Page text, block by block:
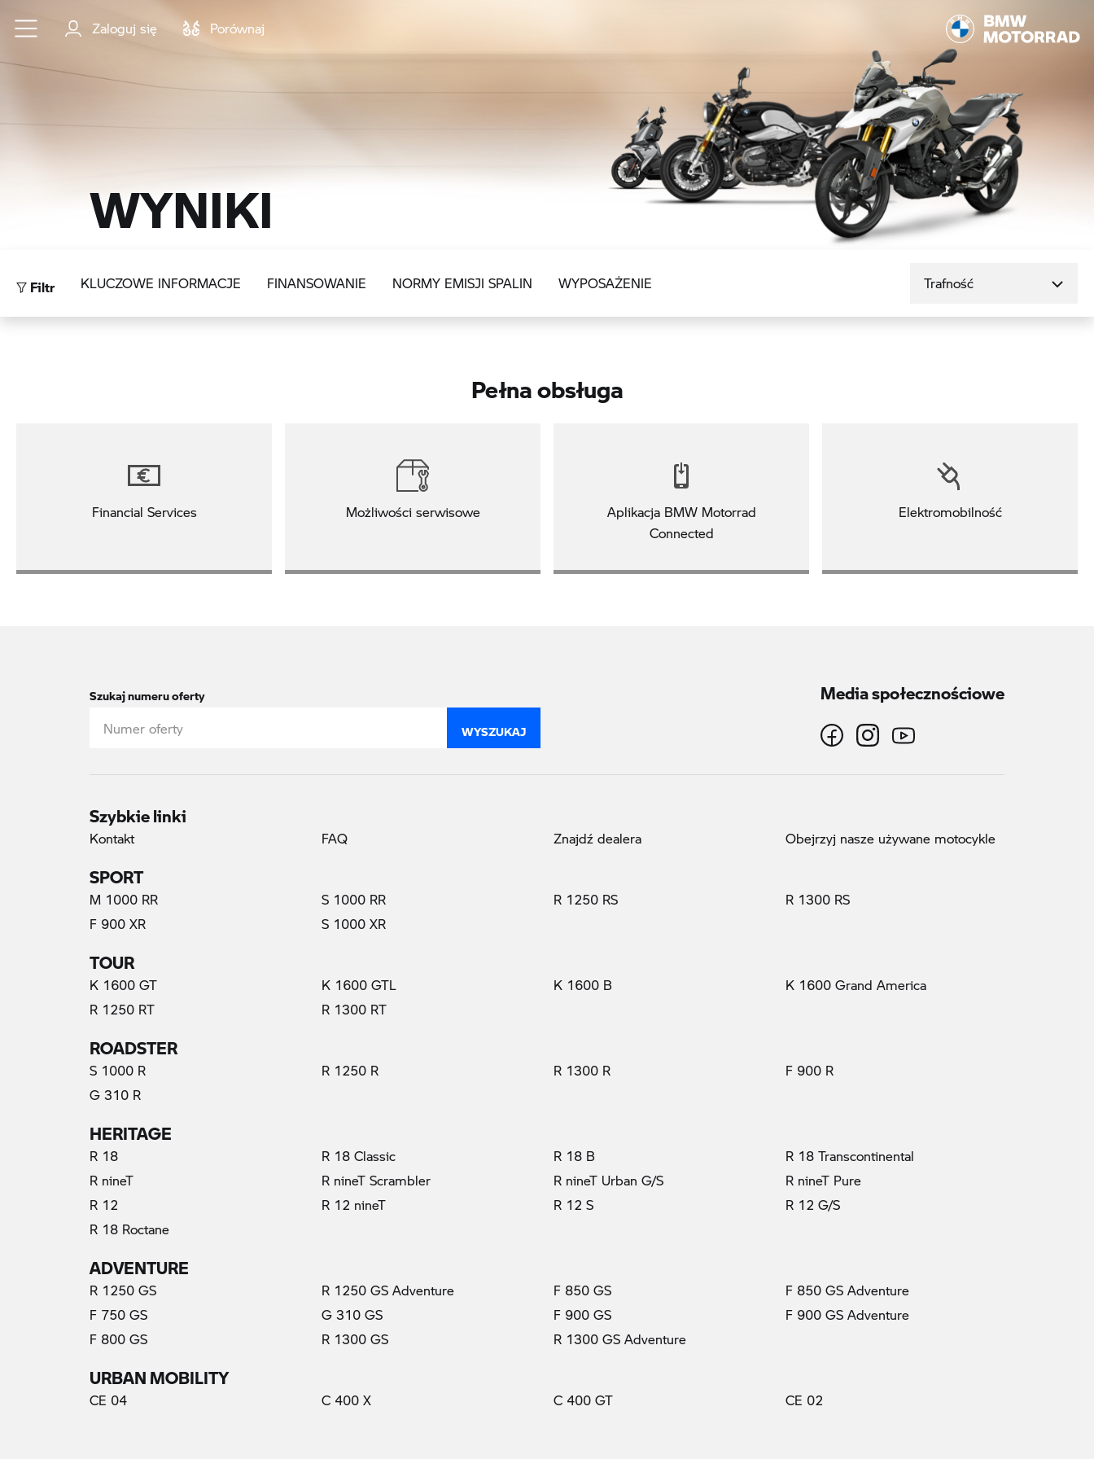
Przejdź do głównej treści
Zaloguj się Porównaj
WYNIKI
Filtr KLUCZOWE INFORMACJE FINANSOWANIE NORMY EMISJI SPALIN WYPOSAŻENIE
Pełna obsługa
Financial Services Możliwości serwisowe
Aplikacja BMW Motorrad
Connected
Elektromobilność
Szukaj numeru oferty
WYSZUKAJ
Media społecznościowe
Szybkie linki
Kontakt FAQ Znajdź dealera Obejrzyj nasze używane motocykle
SPORT
M 1000 RR S 1000 RR R 1250 RS
R 1300 RS
F 900 XR
S 1000 XR
TOUR
K 1600 GT K 1600 GTL K 1600 B
K 1600 Grand America
R 1250 RT
R 1300 RT
ROADSTER
S 1000 R R 1250 R R 1300 R
F 900 R
G 310 R
HERITAGE
R 18 R 18 Classic R 18 B
R 18 Transcontinental
R nineT
R nineT Scrambler R nineT Urban G/S
R nineT Pure
R 12
R 12 nineT R 12 S
R 12 G/S
R 18 Roctane
ADVENTURE
R 1250 GS R 1250 GS Adventure F 850 GS
F 850 GS Adventure
F 750 GS
G 310 GS F 900 GS
F 900 GS Adventure
F 800 GS
R 1300 GS R 1300 GS Adventure
URBAN MOBILITY
CE 04 C 400 X C 400 GT CE 02